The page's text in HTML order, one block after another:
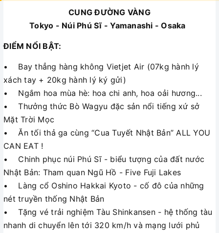
CUNG ĐƯỜNG VÀNG
Tokyo - Núi Phú Sĩ - Yamanashi - Osaka
ĐIỂM NỔI BẬT:
• Bay thẳng hàng không Vietjet Air (07kg hành lý
xách tay + 20kg hành lý ký gửi)
• Ngắm hoa mùa hè: hoa chi anh, hoa oải hương...
• Thưởng thức Bò Wagyu đặc sản nổi tiếng xứ sở
Mặt Trời Mọc
• Ăn tối thả ga cùng “Cua Tuyết Nhật Bản” ALL YOU
CAN EAT !
• Chinh phục núi Phú Sĩ - biểu tượng của đất nước
Nhật Bản: Tham quan Ngũ Hồ - Five Fuji Lakes
• Làng cổ Oshino Hakkai Kyoto - cố đô của những
nét truyền thống Nhật Bản
• Tặng vé trải nghiệm Tàu Shinkansen - hệ thống tàu
nhanh di chuyển lên tới 320 km/h và mạng lưới phủ